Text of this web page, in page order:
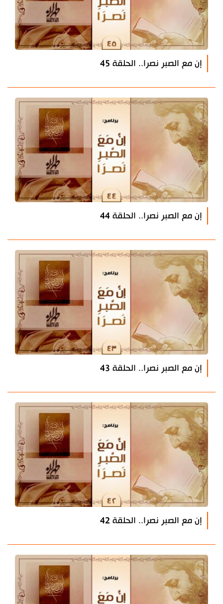
إن مع الصبر نصرا.. الحلقة 45
إن مع الصبر نصرا.. الحلقة 44
إن مع الصبر نصرا.. الحلقة 43
إن مع الصبر نصرا.. الحلقة 42